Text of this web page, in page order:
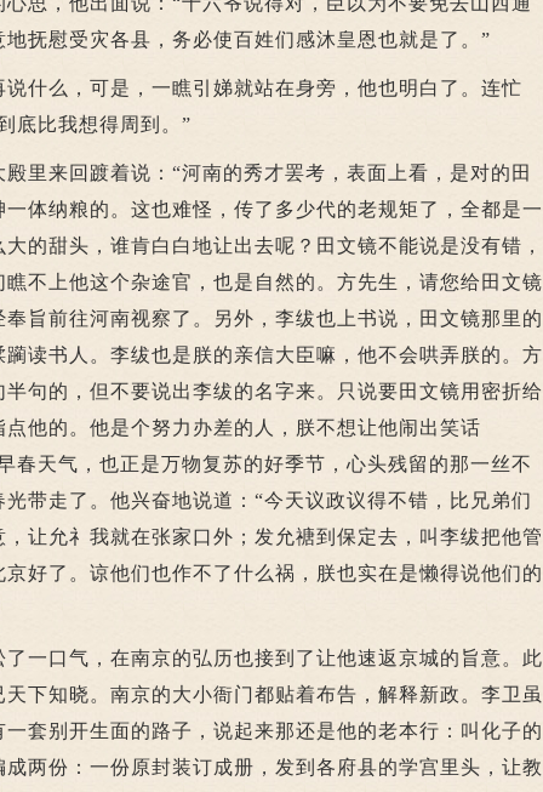
抚慰受灾各县，务必使百姓们感沐皇恩也就是了。”
么，可是，一瞧引娣就站在身旁，他也明白了。连忙
底比我想得周到。”
来回踱着说：“河南的秀才罢考，表面上看，是对的田
体纳粮的。这也难怪，传了多少代的老规矩了，全都是一
的甜头，谁肯白白地让出去呢？田文镜不能说是没有错，
不上他这个杂途官，也是自然的。方先生，请您给田文镜
旨前往河南视察了。另外，李绂也上书说，田文镜那里的
读书人。李绂也是朕的亲信大臣嘛，他不会哄弄朕的。方
句的，但不要说出李绂的名字来。只说要田文镜用密折给
他的。他是个努力办差的人，朕不想让他闹出笑话
春天气，也正是万物复苏的好季节，心头残留的那一丝不
带走了。他兴奋地说道：“今天议政议得不错，比兄弟们
让允礻我就在张家口外；发允禟到保定去，叫李绂把他管
好了。谅他们也作不了什么祸，朕也实在是懒得说他们的
口气，在南京的弘历也接到了让他速返京城的旨意。此
下知晓。南京的大小衙门都贴着布告，解释新政。李卫虽
套别开生面的路子，说起来那还是他的老本行：叫化子的
两份：一份原封装订成册，发到各府县的学宫里头，让教